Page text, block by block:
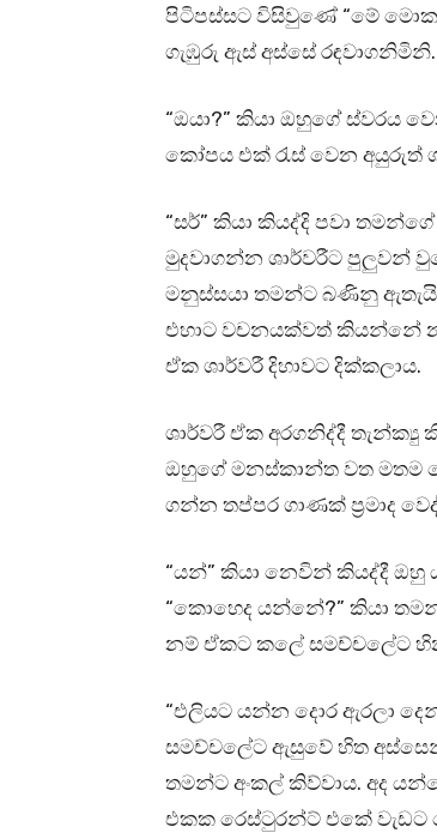
පිටිපස්සට විසිවුණේ “මේ
ගැඹුරු ඇස් අස්සේ රඳවාගනිමිනි.
“ඔයා?” කියා ඔහුගේ ස්වරය
කෝපය එක් රැස් වෙන අයුරුත්
“සර්” කියා කියද්දි පවා
මුදවාගන්න ශාර්වරීට පුලුවන්
මනුස්සයා තමන්ට බණිනු
එහාට වචනයක්වත් කියන්නේ
ඒක ශාර්වරී දිහාවට දික්කලාය.
ශාර්වරී ඒක අරගනිද්දී
ඔහුගේ මනස්කාන්ත වත මතම
ගන්න තප්පර ගාණක් ප්‍රමාද
“යන්” කියා නෙවින් කියද්දී
“කොහෙද යන්නේ?” කියා
නම් ඒකට කලේ සමච්චලේට
“එලියට යන්න දොර ඇරලා
සමච්චලේට ඇසුවේ හිත
තමන්ට අංකල් කිව්වාය. අද
එකක ‍රෙස්ටුරන්ට් එකේ